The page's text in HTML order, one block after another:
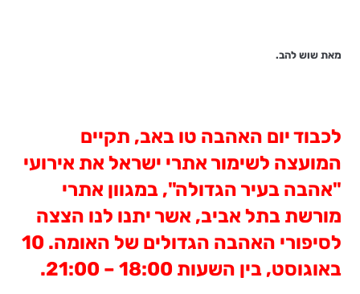
מאת שוש להב.
לכבוד יום האהבה טו באב, תקיים
המועצה לשימור אתרי ישראל את אירועי
"אהבה בעיר הגדולה", במגוון אתרי
מורשת בתל אביב, אשר יתנו לנו הצצה
לסיפורי האהבה הגדולים של האומה. 10
באוגוסט, בין השעות 18:00 – 21:00.